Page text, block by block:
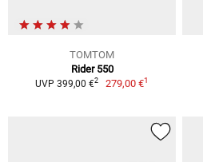
TOMTOM
Rider 550
UVP 399,00 €2 279,00 €1